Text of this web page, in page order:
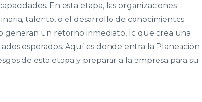
En esta etapa, las organizaciones
talento, o el desarrollo de conocimientos
generan un retorno inmediato, lo que crea una
esperados. Aquí es donde entra la Planeación
de esta etapa y preparar a la empresa para su